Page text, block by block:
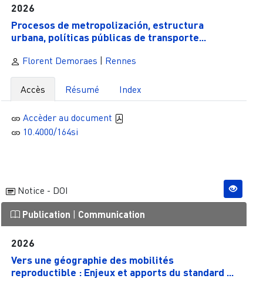
2026
Procesos de metropolización, estructura
urbana, políticas públicas de transporte...
Florent Demoraes Rennes
Accès Résumé Index
Accèder au document
10.4000/164si
Notice - DOI
Publication | Communication
2026
Vers une géographie des mobilités
reproductible : Enjeux et apports du standard ...